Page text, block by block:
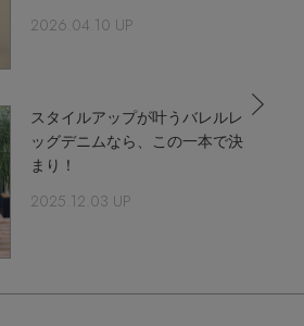
暑日はこれ！
POP-UP
透け感
ツ
財布
いて2026.04.10 UP
スタイルアップが叶うバレルレ
ッグデニムなら、この一本で決
まり！
2025.12.03 UP